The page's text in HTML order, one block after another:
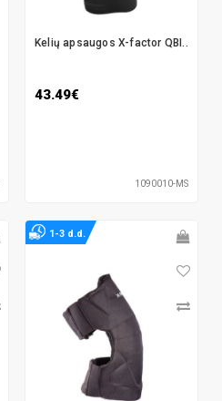
Kelių apsaugos X-factor QBI..
43.49€
1090010-MS
1-3 d.d.